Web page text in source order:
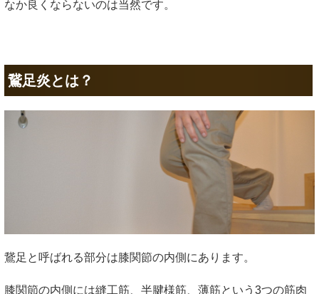
なか良くならないのは当然です。
鵞足炎とは？
鵞足と呼ばれる部分は膝関節の内側にあります。
膝関節の内側には縫工筋、半腱様筋、薄筋という3つの筋肉